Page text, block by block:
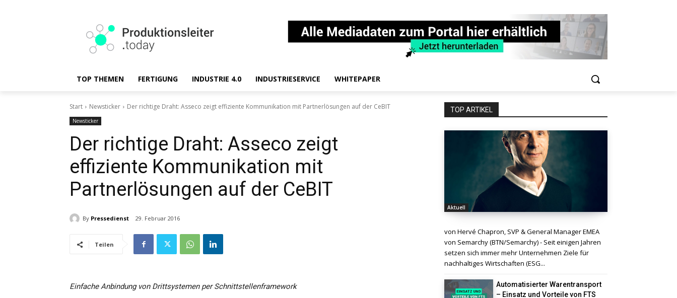
TOP THEMEN FERTIGUNG INDUSTRIE 4.0 INDUSTRIESERVICE WHITEPAPER
Start Newsticker Der richtige Draht: Asseco zeigt effiziente Kommunikation mit Partnerlösungen auf der CeBIT
Newsticker
Der richtige Draht: Asseco zeigt
effiziente Kommunikation mit
Partnerlösungen auf der CeBIT
By Pressedienst 29. Februar 2016
Teilen
Einfache Anbindung von Drittsystemen per Schnittstellenframework
TOP ARTIKEL
Aktuell
von Hervé Chapron, SVP & General Manager EMEA
von Semarchy (BTN/Semarchy) - Seit einigen Jahren
setzen sich immer mehr Unternehmen Ziele für
nachhaltiges Wirtschaften (ESG...
Automatisierter Warentransport
– Einsatz und Vorteile von FTS